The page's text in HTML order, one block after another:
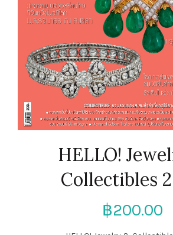
HELLO!
Collectibles
฿200.00